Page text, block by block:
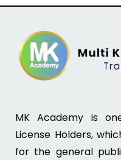
MK Academy is
License Holders,
for the general